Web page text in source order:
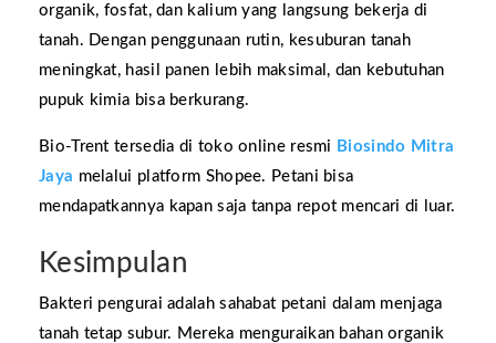
organik, fosfat, dan kalium yang langsung bekerja di
tanah. Dengan penggunaan rutin, kesuburan tanah
meningkat, hasil panen lebih maksimal, dan kebutuhan
pupuk kimia bisa berkurang.
Bio-Trent tersedia di toko online resmi Biosindo Mitra
Jaya melalui platform Shopee. Petani bisa
mendapatkannya kapan saja tanpa repot mencari di luar.
Kesimpulan
Bakteri pengurai adalah sahabat petani dalam menjaga
tanah tetap subur. Mereka menguraikan bahan organik